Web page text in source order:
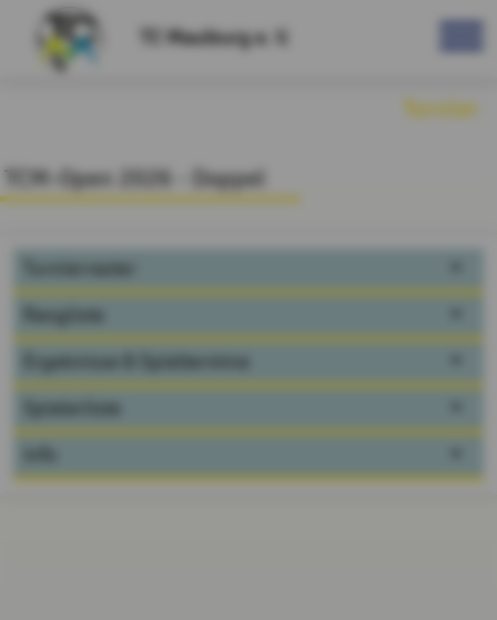
TC Maulburg e. V.
Turnier
TCM-Open 2026 - Doppel
Turnierraster
Rangliste
Ergebnisse & Spieltermine
Spielerliste